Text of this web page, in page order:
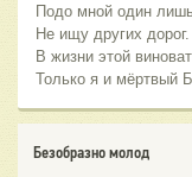
Подо мной один
Не ищу других дорог.
В жизни этой виноват
Только я и мёртвый
Безобразно молод